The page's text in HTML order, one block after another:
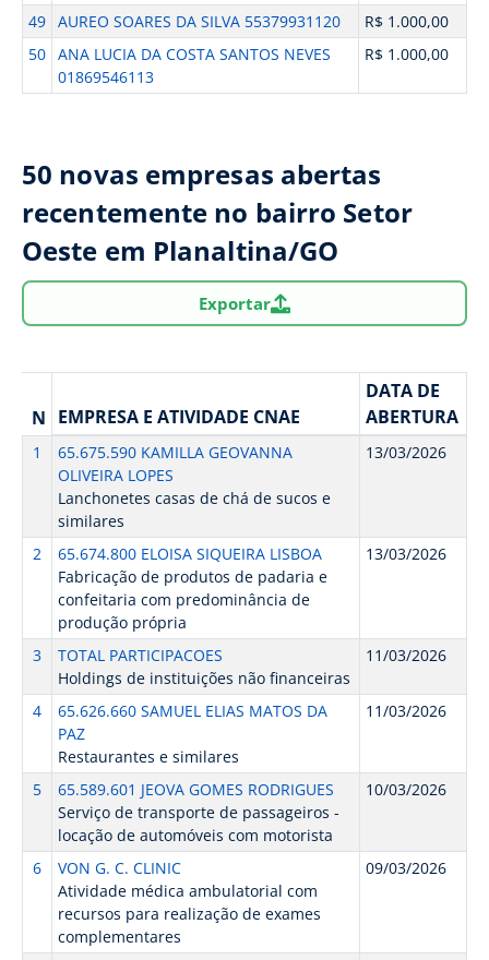
49 AUREO SOARES DA SILVA 55379931120
R$ 1.000,00
50 ANA LUCIA DA COSTA SANTOS NEVES
01869546113
R$ 1.000,00
50 novas empresas abertas
recentemente no bairro Setor
Oeste em Planaltina/GO
Exportar
N EMPRESA E ATIVIDADE CNAE
DATA DE
ABERTURA
1
65.675.590 KAMILLA GEOVANNA
OLIVEIRA LOPES
Lanchonetes casas de chá de sucos e
similares
13/03/2026
2
65.674.800 ELOISA SIQUEIRA LISBOA
Fabricação de produtos de padaria e
confeitaria com predominância de
produção própria
13/03/2026
3
TOTAL PARTICIPACOES
Holdings de instituições não financeiras
11/03/2026
4
65.626.660 SAMUEL ELIAS MATOS DA
PAZ
Restaurantes e similares
11/03/2026
5
65.589.601 JEOVA GOMES RODRIGUES
Serviço de transporte de passageiros -
locação de automóveis com motorista
10/03/2026
6
VON G. C. CLINIC
Atividade médica ambulatorial com
recursos para realização de exames
complementares
09/03/2026